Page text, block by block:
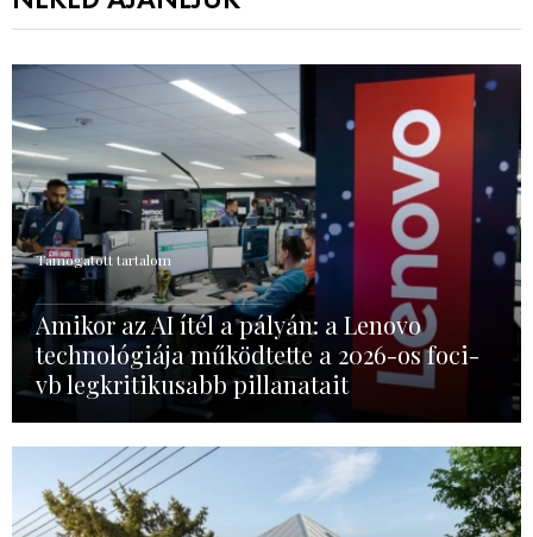
Támogatott tartalom
Amikor az AI ítél a pályán: a Lenovo
technológiája működtette a 2026-os foci-
vb legkritikusabb pillanatait